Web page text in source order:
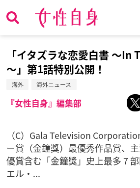
「イタズラな恋愛白書 ～In
～」第1話特別公開！
海外 海外ニュース
『女性自身』編集部
（C）Gala Television
ー賞（金鐘獎）最優秀作品賞、
優賞含む「金鐘獎」史上最多 7
エル・...